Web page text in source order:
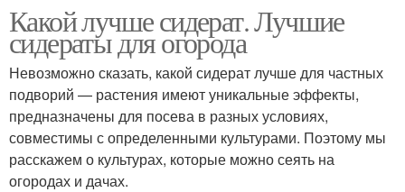
Какой лучше сидерат. Лучшие
сидераты для огорода
Невозможно сказать, какой сидерат лучше для частных
подворий — растения имеют уникальные эффекты,
предназначены для посева в разных условиях,
совместимы с определенными культурами. Поэтому мы
расскажем о культурах, которые можно сеять на
огородах и дачах.